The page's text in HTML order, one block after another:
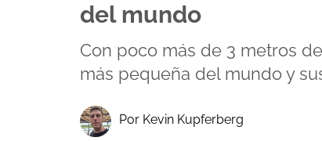
del mundo
Con poco más de 3 metros
más pequeña del mundo y
Por Kevin Kupferberg